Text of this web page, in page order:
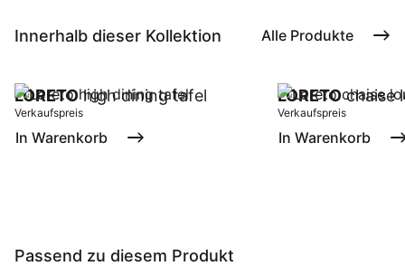
Innerhalb dieser Kollektion Alle Produkte
LORETOhigh dining tafel
Verkaufspreis
In Warenkorb
LORETOchaise
Verkaufspreis
In Warenkorb
Passend zu diesem Produkt